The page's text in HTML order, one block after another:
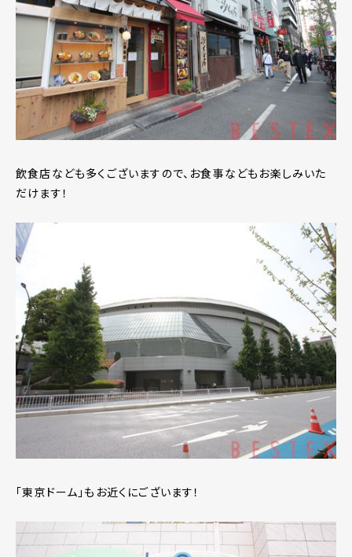
飲食店なども多くございますので、お食事などもお楽しみいた
だけます！
「東京ドーム」もお近くにございます！